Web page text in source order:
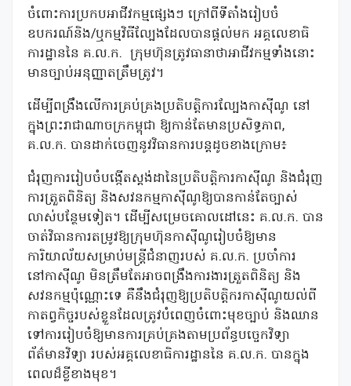
ចំពោះការប្រកបអាជីវកម្មផ្សេងៗ ក្រៅពីទីតាំងរៀបចំ
ឧបករណ៍និង/ឬកម្មវិធីល្បែងដែលបានផ្តល់មក អគ្គលេខាធិ
ការដ្ឋាននៃ គ.ល.ក. ក្រុមហ៊ុនត្រូវធានាថាអាជីវកម្មទាំងនោះ
មានច្បាប់អនុញ្ញាតត្រឹមត្រូវ។
ដើម្បីពង្រឹងលើការគ្រប់គ្រងប្រតិបត្តិការល្បែងកាស៊ីណូ នៅ
ក្នុងព្រះរាជាណាចក្រកម្ពុជា ឱ្យកាន់តែមានប្រសិទ្ធភាព,
គ.ល.ក. បានដាក់ចេញនូវវិធានការបន្តដូចខាងក្រោម៖
ជំរុញការរៀបចំបង្កើតស្តង់ដានៃប្រតិបត្តិការកាស៊ីណូ និងជំរុញ
ការត្រួតពិនិត្យ និងសវនកម្មកាស៊ីណូឱ្យបានកាន់តែច្បាស់
លាស់បន្ថែមទៀត។ ដើម្បីសម្រេចគោលដៅនេះ គ.ល.ក. បាន
ចាត់វិធានការតម្រូវឱ្យក្រុមហ៊ុនកាស៊ីណូរៀបចំឱ្យមាន
ការិយាល័យសម្រាប់មន្ត្រីជំនាញរបស់ គ.ល.ក. ប្រចាំការ
នៅកាស៊ីណូ មិនត្រឹមតែអាចពង្រឹងការងារត្រួតពិនិត្យ និង
សវនកម្មប៉ុណ្ណោះទេ គឺនឹងជំរុញឱ្យប្រតិបត្តិករកាស៊ីណូយល់ពី
កាតព្វកិច្ចរបស់ខ្លួនដែលត្រូវបំពេញចំពោះមុខច្បាប់ និងឈាន
ទៅការរៀបចំឱ្យមានការគ្រប់គ្រងតាមប្រព័ន្ធបច្ចេកវិទ្យា
ព័ត៌មានវិទ្យា របស់អគ្គលេខាធិការដ្ឋាននៃ គ.ល.ក. បានក្នុង
ពេលដ៏ខ្លីខាងមុខ។